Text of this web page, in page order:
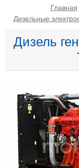
Главная
Дизельные
Дизель